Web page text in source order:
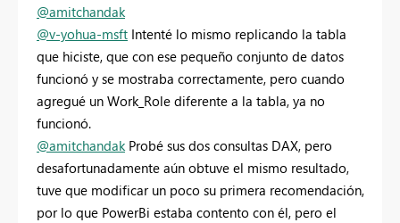
@amitchandak
@v-yohua-msft Intenté lo mismo replicando la tabla
que hiciste, que con ese pequeño conjunto de datos
funcionó y se mostraba correctamente, pero cuando
agregué un Work_Role diferente a la tabla, ya no
funcionó.
@amitchandakProbé sus dos consultas DAX, pero
desafortunadamente aún obtuve el mismo resultado,
tuve que modificar un poco su primera recomendación,
por lo que PowerBi estaba contento con él, pero el